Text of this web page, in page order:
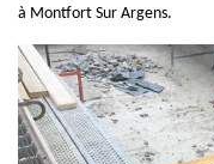
à Montfort Sur Argens.